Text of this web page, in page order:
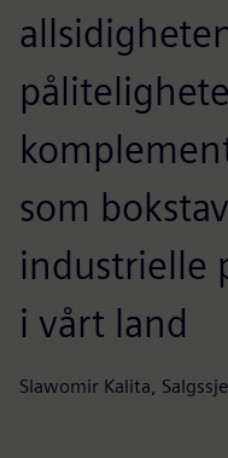
som
industrielle
i vårt land
Slawomir Kalita,